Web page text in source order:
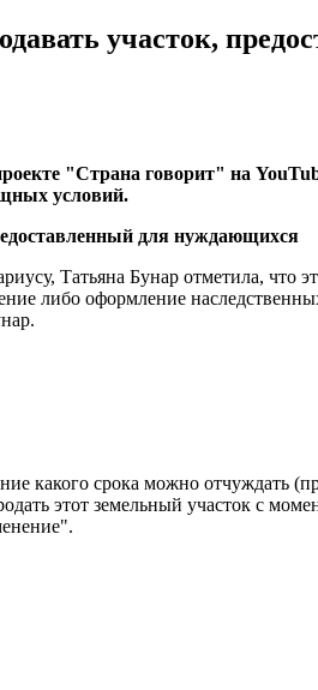
участок,
"Страна говорит" на
условий.
Татьяна Бунар отметила, что
либо оформление
какого срока можно отчуждать
этот земельный участок с